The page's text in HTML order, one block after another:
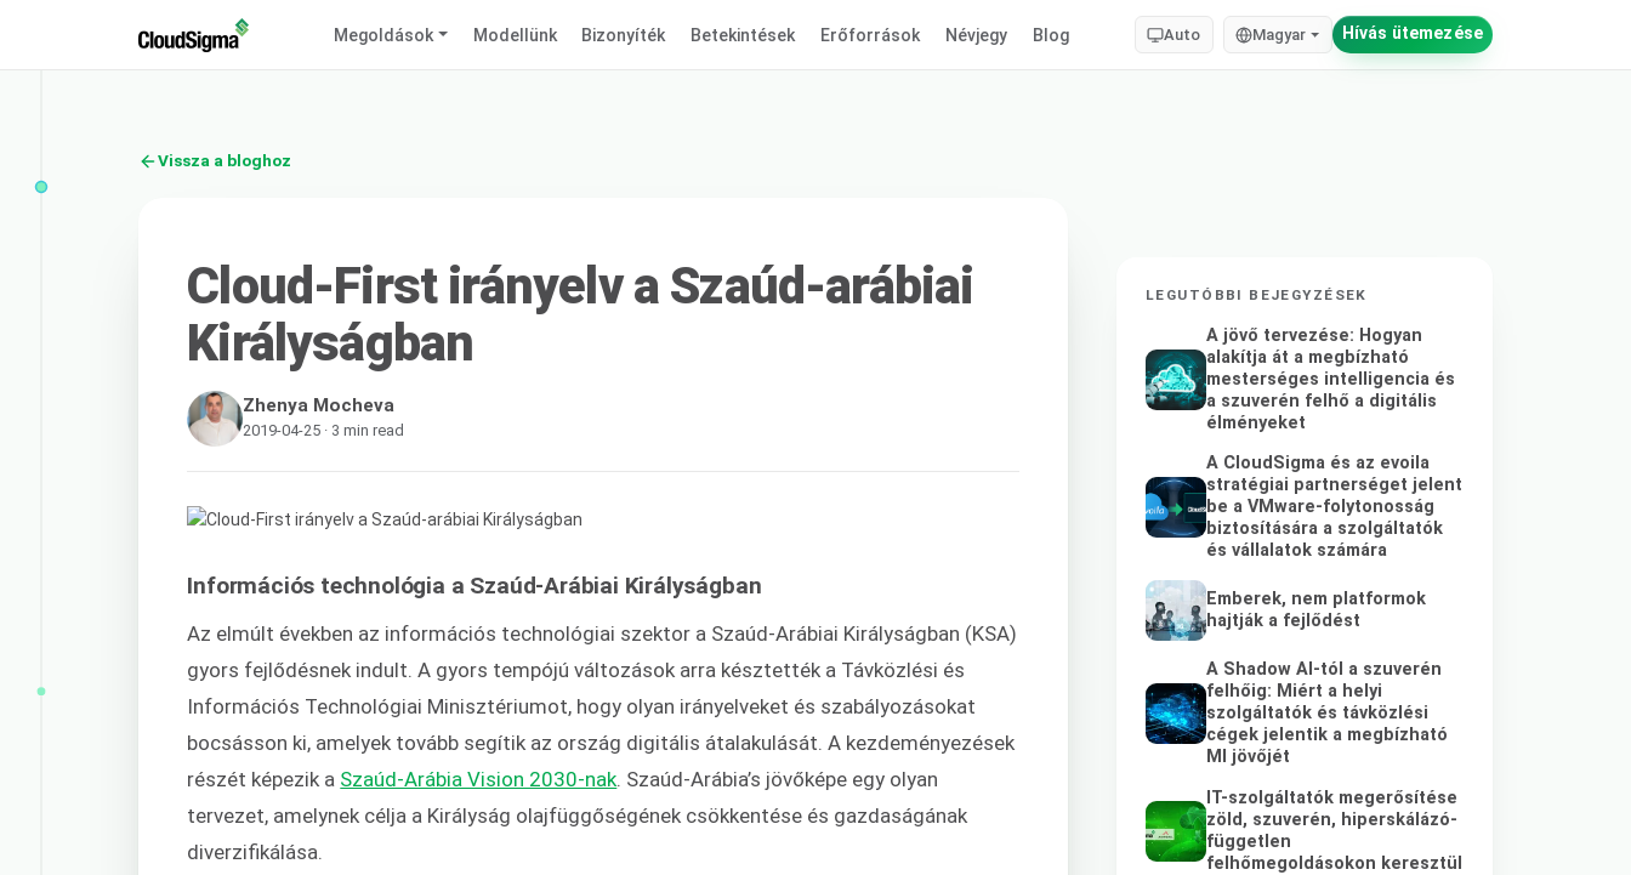
Megoldások Modellünk Bizonyíték Betekintések Erőforrások Névjegy Blog Auto Magyar Hívás ütemezése
Vissza a bloghoz
Cloud-First irányelv a Szaúd-arábiai
Királyságban
Zhenya Mocheva
2019-04-25 · 3 min read
Információs technológia a Szaúd-Arábiai Királyságban
Az elmúlt években az információs technológiai szektor a Szaúd-Arábiai Királyságban (KSA)
gyors fejlődésnek indult. A gyors tempójú változások arra késztették a Távközlési és
Információs Technológiai Minisztériumot, hogy olyan irányelveket és szabályozásokat
bocsásson ki, amelyek tovább segítik az ország digitális átalakulását. A kezdeményezések
részét képezik a Szaúd-Arábia Vision 2030-nak. Szaúd-Arábia’s jövőképe egy olyan
tervezet, amelynek célja a Királyság olajfüggőségének csökkentése és gazdaságának
diverzifikálása.
LEGUTÓBBI BEJEGYZÉSEK
A jövő tervezése: Hogyan
alakítja át a megbízható
mesterséges intelligencia és
a szuverén felhő a digitális
élményeket
A CloudSigma és az evoila
stratégiai partnerséget jelent
be a VMware-folytonosság
biztosítására a szolgáltatók
és vállalatok számára
Emberek, nem platformok
hajtják a fejlődést
A Shadow AI-tól a szuverén
felhőig: Miért a helyi
szolgáltatók és távközlési
cégek jelentik a megbízható
MI jövőjét
IT-szolgáltatók megerősítése
zöld, szuverén, hiperskálázó-
független
felhőmegoldásokon keresztül